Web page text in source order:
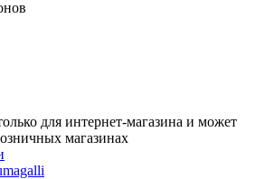
для интернет-магазина и может
магазинах